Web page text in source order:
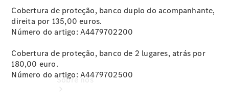
Sobre nós
Cobertura de proteção, banco duplo do acompanhante,
direita por 135,00 euros.
Número do artigo: A4479702200
Cobertura de proteção, banco de 2 lugares, atrás por
180,00 euro.
Número do artigo: A4479702500